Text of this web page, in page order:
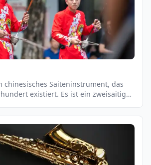
in Korea verwendet wird. Es
Musikstücken verwendet,
und einzigartige Klangfarbe zu
chinesisches Saiteninstrument, das
Saiten
über eine Brücke an der Halsstütze